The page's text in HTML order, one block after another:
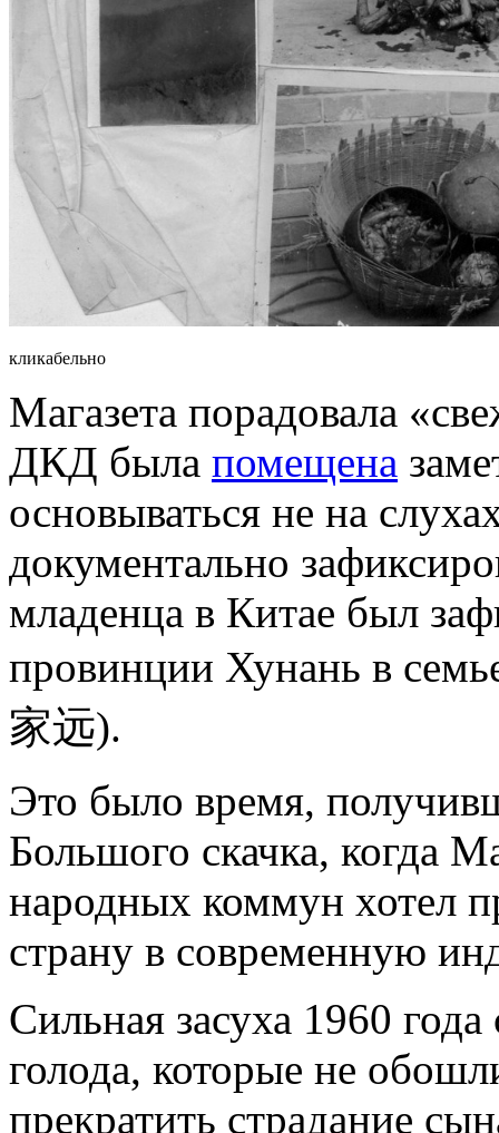
кликабельно
Магазета порадовала
ДКД была помещена
основываться не на
документально
младенца в Китае был
провинции Хунань в
家远).
Это было время,
Большого скачка, когда
народных коммун хотел
страну в современную
Сильная засуха 1960
голода, которые не
прекратить страдание